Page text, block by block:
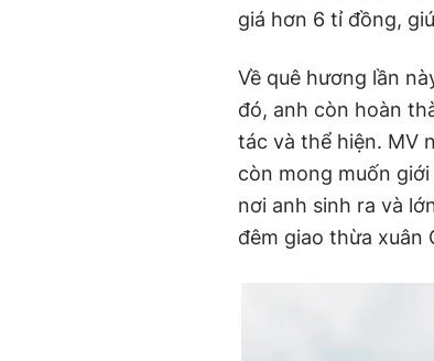
giá hơn 6 tỉ đồng,
Về quê hương lần
đó, anh còn hoàn
tác và thể hiện. MV
còn mong muốn
nơi anh sinh ra và
đêm giao thừa xuân